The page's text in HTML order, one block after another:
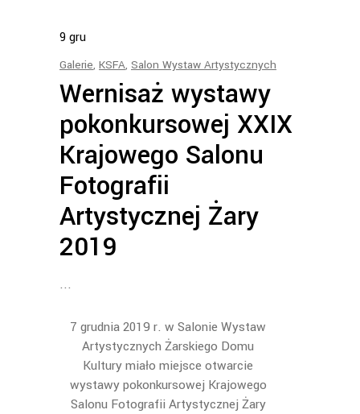
9gru
Galerie, KSFA, Salon Wystaw Artystycznych
Wernisaż wystawy
pokonkursowej XXIX
Krajowego Salonu
Fotografii
Artystycznej Żary
2019
7 grudnia 2019 r. w Salonie Wystaw
Artystycznych Żarskiego Domu
Kultury miało miejsce otwarcie
wystawy pokonkursowej Krajowego
Salonu Fotografii Artystycznej Żary